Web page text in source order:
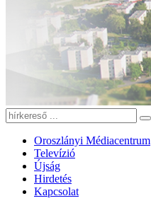
Oroszlányi Médiacentrum
Televízió
Újság
Hirdetés
Kapcsolat